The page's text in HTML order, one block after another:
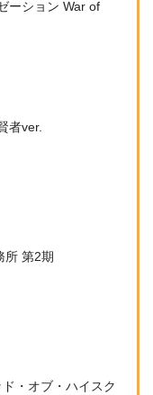
ーション War of
者ver.
所 第2期
・オブ・ハイスク